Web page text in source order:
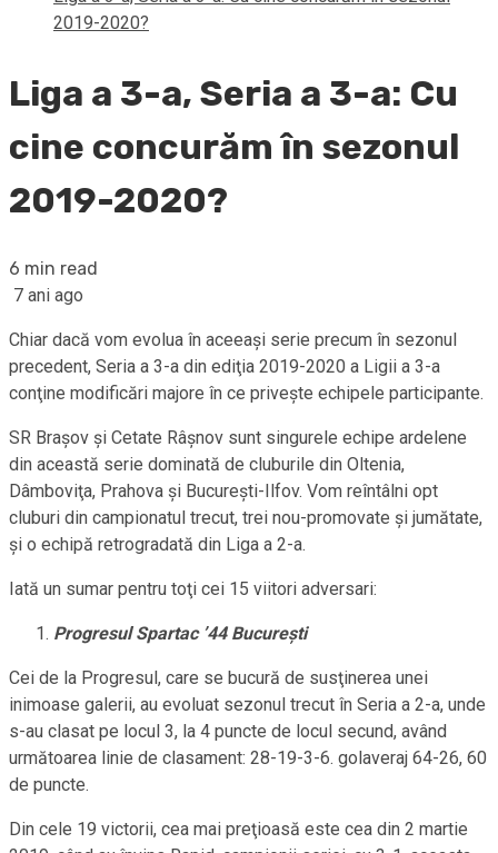
2019-2020?
Liga a 3-a, Seria a 3-a: Cu
cine concurăm în sezonul
2019-2020?
6 min read
7 ani ago
Chiar dacă vom evolua în aceeaşi serie precum în sezonul
precedent, Seria a 3-a din ediţia 2019-2020 a Ligii a 3-a
conţine modificări majore în ce priveşte echipele participante.
SR Braşov şi Cetate Râşnov sunt singurele echipe ardelene
din această serie dominată de cluburile din Oltenia,
Dâmboviţa, Prahova şi Bucureşti-Ilfov. Vom reîntâlni opt
cluburi din campionatul trecut, trei nou-promovate şi jumătate,
şi o echipă retrogradată din Liga a 2-a.
Iată un sumar pentru toţi cei 15 viitori adversari:
Progresul Spartac ’44 Bucureşti
Cei de la Progresul, care se bucură de susţinerea unei
inimoase galerii, au evoluat sezonul trecut în Seria a 2-a, unde
s-au clasat pe locul 3, la 4 puncte de locul secund, având
următoarea linie de clasament: 28-19-3-6. golaveraj 64-26, 60
de puncte.
Din cele 19 victorii, cea mai preţioasă este cea din 2 martie